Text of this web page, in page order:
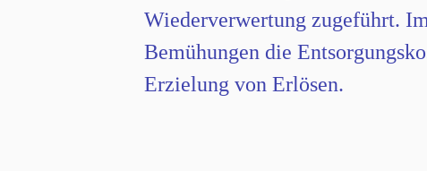
Wiederverwertung zugeführt.
Bemühungen die
Erzielung von Erlösen.